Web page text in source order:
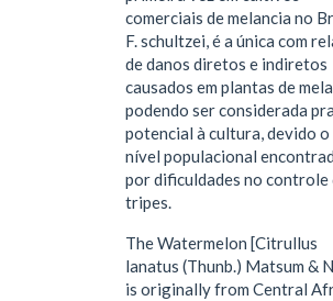
comerciais de melancia no
F. schultzei, é a única com
de danos diretos e indiretos
causados em plantas de
podendo ser considerada
potencial à cultura, devido
nível populacional
por dificuldades no controle
tripes.
The Watermelon [Citrullus
lanatus (Thunb.) Matsum &
is originally from Central